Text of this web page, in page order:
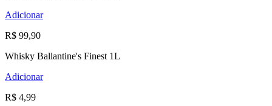
Adicionar
R$ 99,90
Whisky Ballantine's Finest 1L
Adicionar
R$ 4,99